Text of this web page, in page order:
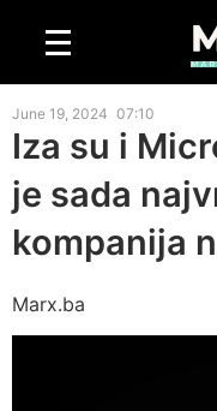
June 19, 2024 07:10
Iza su i
je sada
kompanija
Marx.ba